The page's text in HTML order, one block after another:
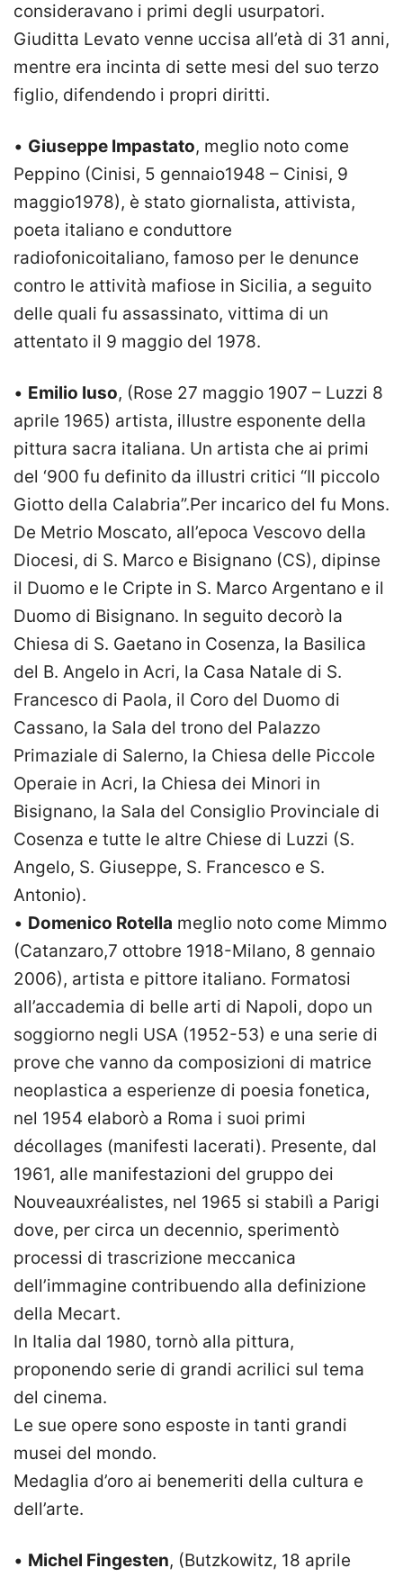
consideravano i primi degli usurpatori.
Giuditta Levato venne uccisa all’età di 31 anni,
mentre era incinta di sette mesi del suo terzo
figlio, difendendo i propri diritti.
• Giuseppe Impastato, meglio noto come
Peppino (Cinisi, 5 gennaio1948 – Cinisi, 9
maggio1978), è stato giornalista, attivista,
poeta italiano e conduttore
radiofonicoitaliano, famoso per le denunce
contro le attività mafiose in Sicilia, a seguito
delle quali fu assassinato, vittima di un
attentato il 9 maggio del 1978.
• Emilio Iuso, (Rose 27 maggio 1907 – Luzzi 8
aprile 1965) artista, illustre esponente della
pittura sacra italiana. Un artista che ai primi
del ‘900 fu definito da illustri critici “Il piccolo
Giotto della Calabria”.Per incarico del fu Mons.
De Metrio Moscato, all’epoca Vescovo della
Diocesi, di S. Marco e Bisignano (CS), dipinse
il Duomo e le Cripte in S. Marco Argentano e il
Duomo di Bisignano. In seguito decorò la
Chiesa di S. Gaetano in Cosenza, la Basilica
del B. Angelo in Acri, la Casa Natale di S.
Francesco di Paola, il Coro del Duomo di
Cassano, la Sala del trono del Palazzo
Primaziale di Salerno, la Chiesa delle Piccole
Operaie in Acri, la Chiesa dei Minori in
Bisignano, la Sala del Consiglio Provinciale di
Cosenza e tutte le altre Chiese di Luzzi (S.
Angelo, S. Giuseppe, S. Francesco e S.
Antonio).
• Domenico Rotella meglio noto come Mimmo
(Catanzaro,7 ottobre 1918-Milano, 8 gennaio
2006), artista e pittore italiano. Formatosi
all’accademia di belle arti di Napoli, dopo un
soggiorno negli USA (1952-53) e una serie di
prove che vanno da composizioni di matrice
neoplastica a esperienze di poesia fonetica,
nel 1954 elaborò a Roma i suoi primi
décollages (manifesti lacerati). Presente, dal
1961, alle manifestazioni del gruppo dei
Nouveauxréalistes, nel 1965 si stabilì a Parigi
dove, per circa un decennio, sperimentò
processi di trascrizione meccanica
dell’immagine contribuendo alla definizione
della Mecart.
In Italia dal 1980, tornò alla pittura,
proponendo serie di grandi acrilici sul tema
del cinema.
Le sue opere sono esposte in tanti grandi
musei del mondo.
Medaglia d’oro ai benemeriti della cultura e
dell’arte.
• Michel Fingesten, (Butzkowitz, 18 aprile